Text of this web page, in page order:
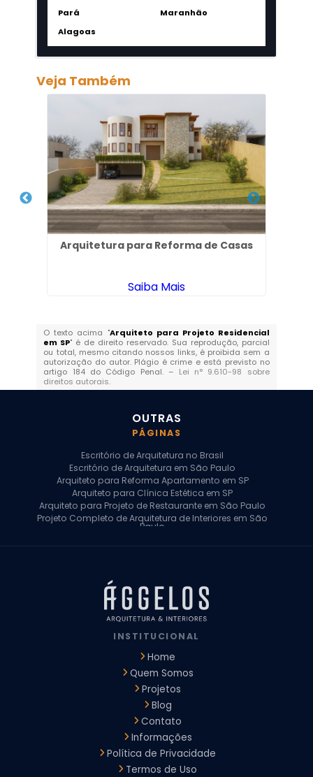
Pará
Maranhão
Alagoas
Veja Também
Arquitetura para Reforma de Casas
Saiba Mais
O texto acima "Arquiteto para Projeto Residencial
em SP" é de direito reservado. Sua reprodução, parcial
ou total, mesmo citando nossos links, é proibida sem a
autorização do autor. Plágio é crime e está previsto no
artigo 184 do Código Penal. – Lei n° 9.610-98 sobre
direitos autorais.
OUTRAS
PÁGINAS
Escritório de Arquitetura no Brasil
Escritório de Arquitetura em São Paulo
Arquiteto para Reforma Apartamento em SP
Arquiteto para Clínica Estética em SP
Arquiteto para Projeto de Restaurante em São Paulo
Projeto Completo de Arquitetura de Interiores em São
Paulo
Arquiteto Comercial
Arquiteto para Reforma de Apartamento
Arquiteto para Reforma Residencial
Arquitetura para Reforma de Casas
Design de Interiores Apartamentos
Design de Interiores Residencial
Empresa de Arquitetura e Design
Empresas de Arquitetura e Design de Interiores
Escritório de Design de Interiores
Projeto Executivo Arquitetura
Arquitetura Institucional
Arquitetura Residencial
Empresa de Arquitetura
Empresa de Arquitetura e Engenharia
Empresa Design de Interiores
Escritorio de Arquitetura
INSTITUCIONAL
Home
Quem Somos
Projetos
Blog
Contato
Informações
Política de Privacidade
Termos de Uso